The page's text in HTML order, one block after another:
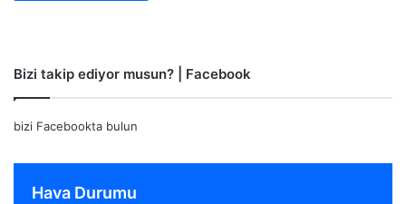
Bizi takip ediyor musun? | Facebook
bizi Facebookta bulun
Hava Durumu